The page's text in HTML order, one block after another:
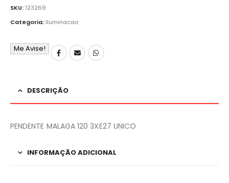
SKU: 123269
Categoria: Iluminacao
Me Avise!
DESCRIÇÃO
PENDENTE MALAGA 120 3XE27 UNICO
INFORMAÇÃO ADICIONAL